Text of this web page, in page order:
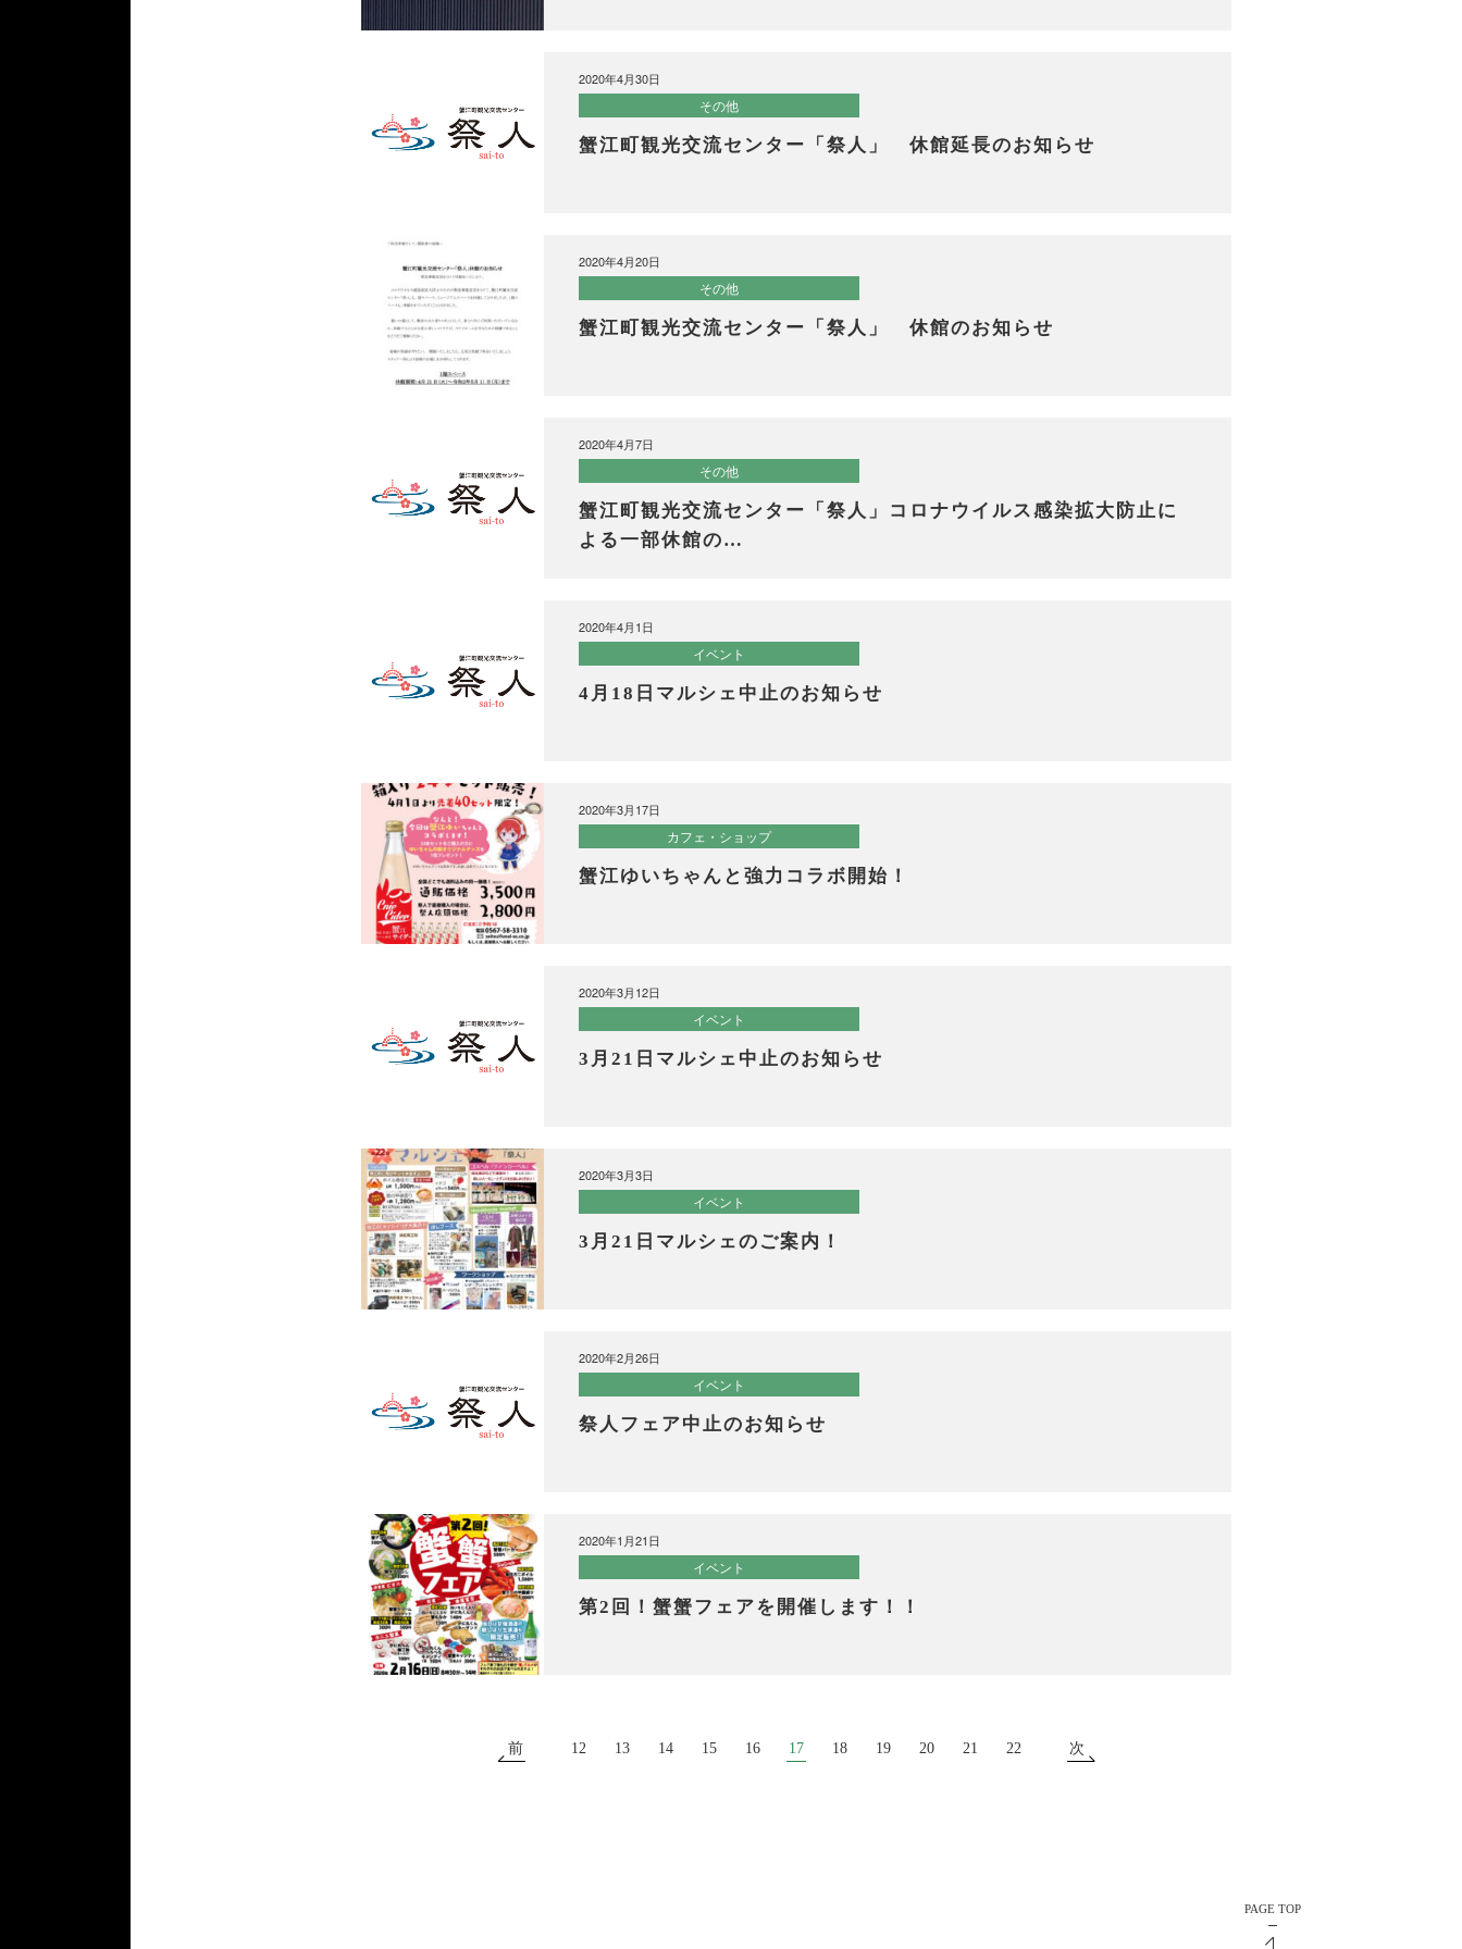
2020年4月30日
その他
蟹江町観光交流センター「祭人」 休館延長のお知らせ
2020年4月20日
その他
蟹江町観光交流センター「祭人」 休館のお知らせ
2020年4月7日
その他
蟹江町観光交流センター「祭人」コロナウイルス感染拡大防止に
よる一部休館の…
2020年4月1日
イベント
4月18日マルシェ中止のお知らせ
2020年3月17日
カフェ・ショップ
蟹江ゆいちゃんと強力コラボ開始！
2020年3月12日
イベント
3月21日マルシェ中止のお知らせ
2020年3月3日
イベント
3月21日マルシェのご案内！
2020年2月26日
イベント
祭人フェア中止のお知らせ
2020年1月21日
イベント
第2回！蟹蟹フェアを開催します！！
前 12 13 14 15 16 17 18 19 20 21 22 次
PAGE TOP